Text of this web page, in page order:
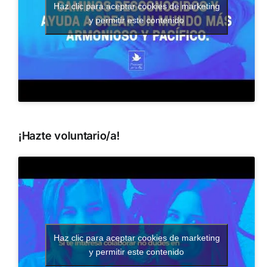
Haz clic para aceptar cookies de marketing
y permitir este contenido
¡Hazte voluntario/a!
Haz clic para aceptar cookies de marketing
y permitir este contenido